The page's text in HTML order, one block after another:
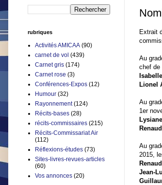
Extrait
Au
chef de
Lionel
Au
1er
Au
2015,
Jean-
rubriques
Activités AMICAA (90)
carnet de vol (439)
Carnet gris (174)
Carnet rose (3)
Conférences-Expos (12)
Humour (32)
Rayonnement (124)
Récits-bases (28)
récits-commissaires (215)
Récits-Commissariat Air
(112)
Réflexions-études (73)
Sites-livres-revues-articles
(60)
Vos annonces (20)